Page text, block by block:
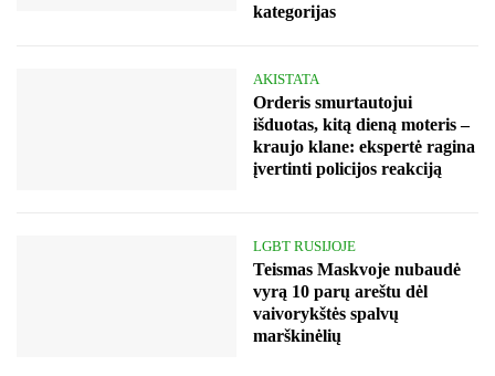
kategorijas
AKISTATA
Orderis smurtautojui
išduotas, kitą dieną moteris –
kraujo klane: ekspertė ragina
įvertinti policijos reakciją
LGBT RUSIJOJE
Teismas Maskvoje nubaudė
vyrą 10 parų areštu dėl
vaivorykštės spalvų
marškinėlių